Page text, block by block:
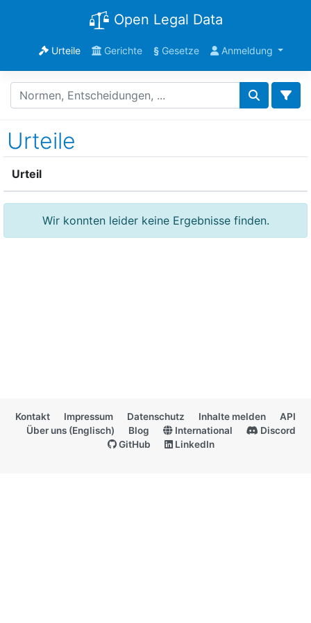
Open Legal Data
Urteile Gerichte §Gesetze Anmeldung
Urteile
Urteil
Wir konnten leider keine Ergebnisse finden.
Kontakt Impressum Datenschutz Inhalte melden
API
Über uns (Englisch)
Blog International
Discord
GitHub
LinkedIn